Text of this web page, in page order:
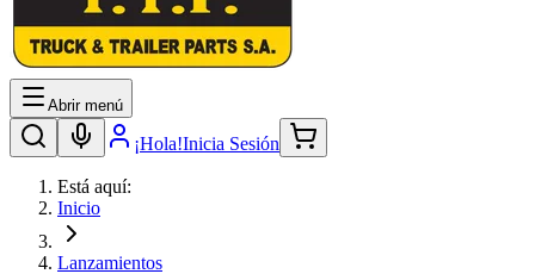
Abrir menú
¡Hola!Inicia Sesión
Está aquí:
Inicio
Lanzamientos